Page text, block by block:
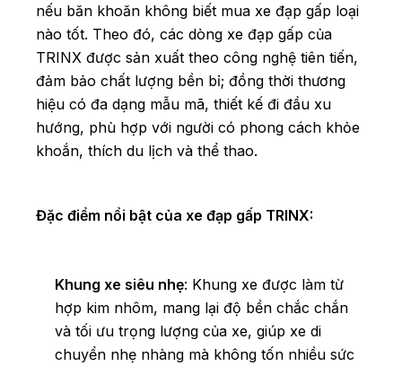
nếu băn khoăn không biết mua xe đạp gấp loại
nào tốt. Theo đó, các dòng xe đạp gấp của
TRINX được sản xuất theo công nghệ tiên tiến,
đảm bảo chất lượng bền bỉ; đồng thời thương
hiệu có đa dạng mẫu mã, thiết kế đi đầu xu
hướng, phù hợp với người có phong cách khỏe
khoắn, thích du lịch và thể thao.
Đặc điểm nổi bật của xe đạp gấp TRINX:
Khung xe siêu nhẹ: Khung xe được làm từ
hợp kim nhôm, mang lại độ bền chắc chắn
và tối ưu trọng lượng của xe, giúp xe di
chuyển nhẹ nhàng mà không tốn nhiều sức